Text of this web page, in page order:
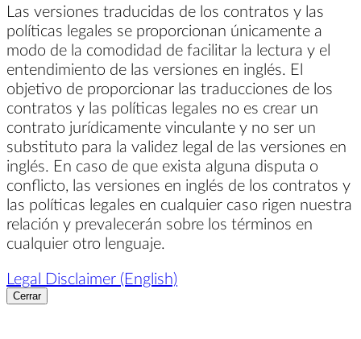
Las versiones traducidas de los contratos y las
políticas legales se proporcionan únicamente a
modo de la comodidad de facilitar la lectura y el
entendimiento de las versiones en inglés. El
objetivo de proporcionar las traducciones de los
contratos y las políticas legales no es crear un
contrato jurídicamente vinculante y no ser un
substituto para la validez legal de las versiones en
inglés. En caso de que exista alguna disputa o
conflicto, las versiones en inglés de los contratos y
las políticas legales en cualquier caso rigen nuestra
relación y prevalecerán sobre los términos en
cualquier otro lenguaje.
Legal Disclaimer (English)
Cerrar